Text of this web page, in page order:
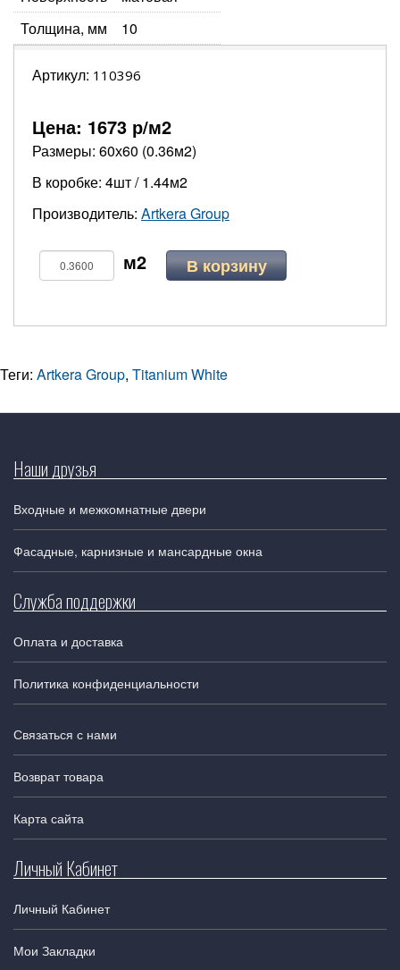
Толщина, мм
10
Артикул: 110396
Цена: 1673 р/м2
Размеры: 60х60 (0.36м2)
В коробке: 4шт / 1.44м2
Производитель: Artkera Group
В корзину
Теги: Artkera Group, Titanium White
Наши друзья
Входные и межкомнатные двери
Фасадные, карнизные и мансардные окна
Служба поддержки
Оплата и доставка
Политика конфиденциальности
Связаться с нами
Возврат товара
Карта сайта
Личный Кабинет
Личный Кабинет
Мои Закладки